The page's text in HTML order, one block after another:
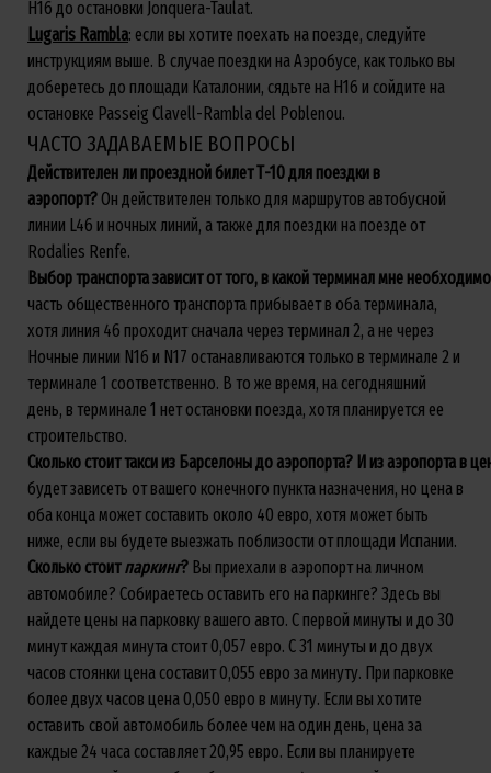
H16 до остановки Jonquera-Taulat.
Lugaris Rambla: если вы хотите поехать на поезде, следуйте
инструкциям выше. В случае поездки на Аэробусе, как только вы
доберетесь до площади Каталонии, сядьте на H16 и сойдите на
остановке Passeig Clavell-Rambla del Poblenou.
ЧАСТО ЗАДАВАЕМЫЕ ВОПРОСЫ
Действителен ли проездной билет Т-10 для поездки в
аэропорт? Он действителен только для маршрутов автобусной
линии L46 и ночных линий, а также для поездки на поезде от
Rodalies Renfe.
Выбор транспортазависит от того, в какой терминалмне необходимо
часть общественного транспорта прибывает в оба терминала,
хотя линия 46 проходит сначала через терминал 2, а не через
Ночные линии N16 и N17 останавливаются только в терминале 2 и
терминале 1 соответственно. В то же время, на сегодняшний
день, в терминале 1 нет остановки поезда, хотя планируется ее
строительство.
Сколько стоит такси из Барселоныдо аэропорта? И из аэропорта в
будет зависеть от вашего конечного пункта назначения, но цена в
оба конца может составить около 40 евро, хотя может быть
ниже, если вы будете выезжать поблизости от площади Испании.
Сколько стоитпаркинг? Вы приехали в аэропорт на личном
автомобиле? Собираетесь оставить его на паркинге? Здесь вы
найдете цены на парковку вашего авто. С первой минуты и до 30
минут каждая минута стоит 0,057 евро. С 31 минуты и до двух
часов стоянки цена составит 0,055 евро за минуту. При парковке
более двух часов цена 0,050 евро в минуту. Если вы хотите
оставить свой автомобиль более чем на один день, цена за
каждые 24 часа составляет 20,95 евро. Если вы планируете